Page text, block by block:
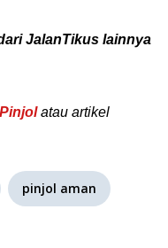
JalanTikus lainnya
Pinjolatau artikel
pinjol aman